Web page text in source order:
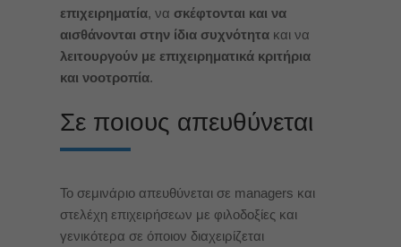
επιχειρηματία, να σκέφτονται και να
αισθάνονται στην ίδια συχνότητακαι να
λειτουργούν με επιχειρηματικά κριτήρια
και νοοτροπία.
Σε ποιους απευθύνεται
Το σεμινάριο απευθύνεται σε managers και
στελέχη επιχειρήσεων με φιλοδοξίες και
γενικότερα σε όποιον διαχειρίζεται